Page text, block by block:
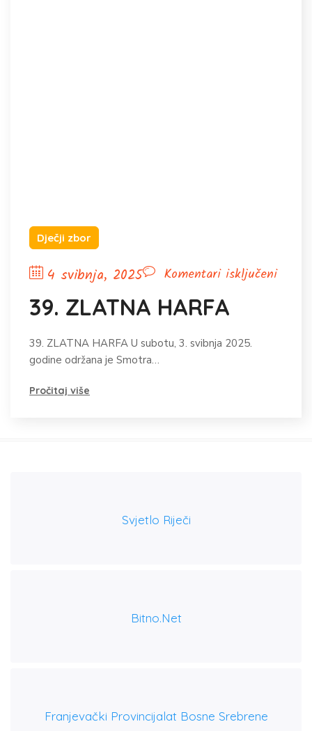
Dječji zbor
4 svibnja, 2025 Komentari isključeniza
39. ZLATNA HARFA
39. ZLATNA HARFA U subotu, 3. svibnja 2025.
godine održana je Smotra…
Pročitaj više
Svjetlo Riječi
Bitno.net
Franjevački Provincijalat Bosne Srebrene